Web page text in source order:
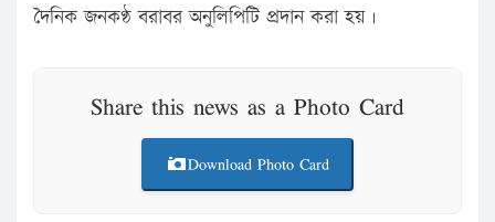
দৈনিক জনকণ্ঠ বরাবর অনুলিপিটি প্রদান করা হয়।
Share this news as a Photo Card
Download Photo Card